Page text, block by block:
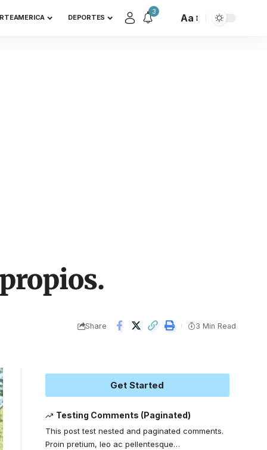
DEPORTES
3
Aa
Share 3 Min Read
Get Started
Testing Comments (Paginated)
This post test nested and paginated comments.
Proin pretium, leo ac pellentesque…